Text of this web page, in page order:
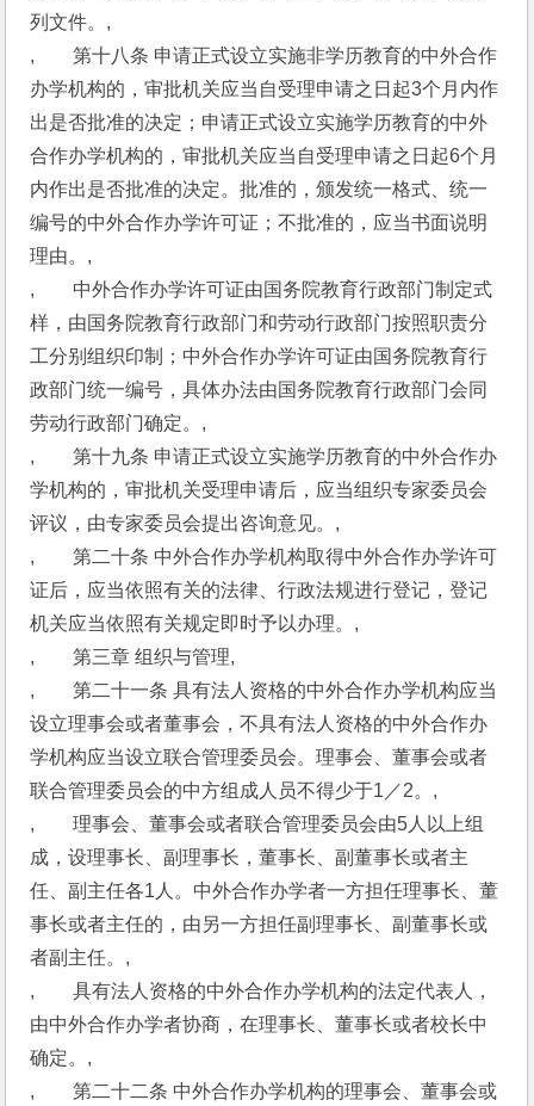
列文件。,
,　　第十八条 申请正式设立实施非学历教育的中外合作
办学机构的，审批机关应当自受理申请之日起3个月内作
出是否批准的决定；申请正式设立实施学历教育的中外
合作办学机构的，审批机关应当自受理申请之日起6个月
内作出是否批准的决定。批准的，颁发统一格式、统一
编号的中外合作办学许可证；不批准的，应当书面说明
理由。,
,　　中外合作办学许可证由国务院教育行政部门制定式
样，由国务院教育行政部门和劳动行政部门按照职责分
工分别组织印制；中外合作办学许可证由国务院教育行
政部门统一编号，具体办法由国务院教育行政部门会同
劳动行政部门确定。,
,　　第十九条 申请正式设立实施学历教育的中外合作办
学机构的，审批机关受理申请后，应当组织专家委员会
评议，由专家委员会提出咨询意见。,
,　　第二十条 中外合作办学机构取得中外合作办学许可
证后，应当依照有关的法律、行政法规进行登记，登记
机关应当依照有关规定即时予以办理。,
,　　第三章 组织与管理,
,　　第二十一条 具有法人资格的中外合作办学机构应当
设立理事会或者董事会，不具有法人资格的中外合作办
学机构应当设立联合管理委员会。理事会、董事会或者
联合管理委员会的中方组成人员不得少于1／2。,
,　　理事会、董事会或者联合管理委员会由5人以上组
成，设理事长、副理事长，董事长、副董事长或者主
任、副主任各1人。中外合作办学者一方担任理事长、董
事长或者主任的，由另一方担任副理事长、副董事长或
者副主任。,
,　　具有法人资格的中外合作办学机构的法定代表人，
由中外合作办学者协商，在理事长、董事长或者校长中
确定。,
,　　第二十二条 中外合作办学机构的理事会、董事会或